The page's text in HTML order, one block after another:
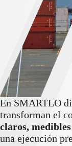
En SMARTLO
transforman el
claros,
una ejecución